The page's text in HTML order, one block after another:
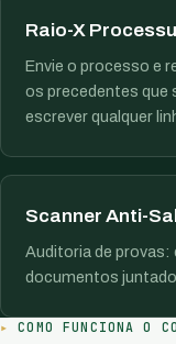
Raio-X
Envie o processo e
os precedentes que
escrever qualquer
Scanner Anti-
Auditoria de
documentos
COMO FUNCIONA O